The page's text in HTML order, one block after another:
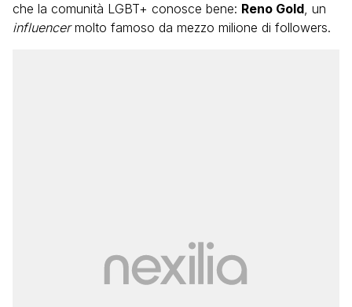
che la comunità LGBT+ conosce bene: Reno Gold, un
influencermolto famoso da mezzo milione di followers.